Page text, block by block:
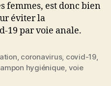
femmes, est donc bien
éviter la
19 par voie anale.
, coronavirus, covid-19,
hygiénique, voie